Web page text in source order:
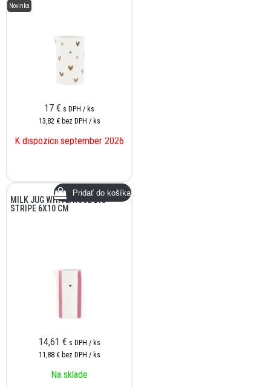
Novinka
17 € s DPH / ks
13,82 € bez DPH / ks
K dispozícii september 2026
MILK JUG WHITE/ROSE BIG
STRIPE 6X10 CM
14,61 € s DPH / ks
11,88 € bez DPH / ks
Na sklade